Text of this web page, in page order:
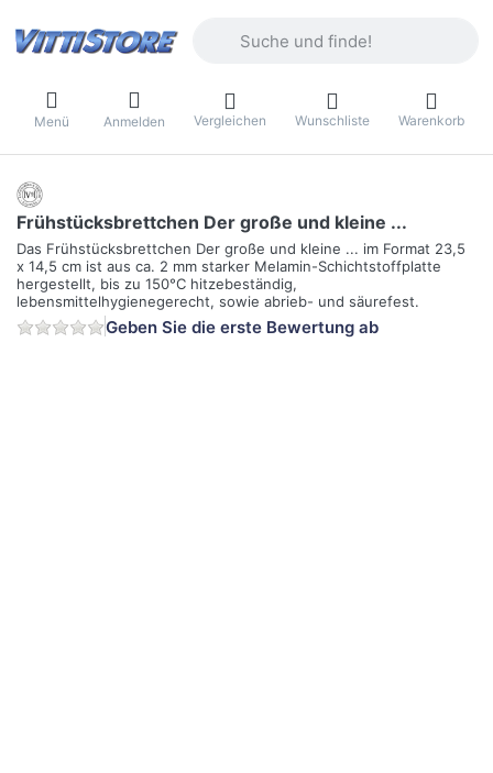
Menü Anmelden Vergleichen Wunschliste Warenkorb
Frühstücksbrettchen Der große und kleine ...
Das Frühstücksbrettchen Der große und kleine ... im Format 23,5
x 14,5 cm ist aus ca. 2 mm starker Melamin-Schichtstoffplatte
hergestellt, bis zu 150°C hitzebeständig,
lebensmittelhygienegerecht, sowie abrieb- und säurefest.
Geben Sie die erste Bewertung ab